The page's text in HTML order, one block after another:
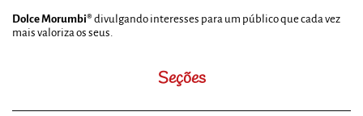
Dolce Morumbi® divulgando interesses para um público que cada vez
mais valoriza os seus.
Seções